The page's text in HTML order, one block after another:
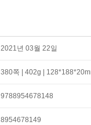
2021년 03월 22일
380쪽 | 402g |
9788954678148
8954678149